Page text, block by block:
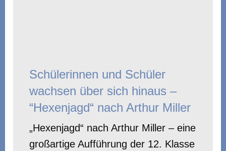
Schülerinnen und Schüler
wachsen über sich hinaus –
“Hexenjagd“ nach Arthur Miller
„Hexenjagd“ nach Arthur Miller – eine
großartige Aufführung der 12. Klasse